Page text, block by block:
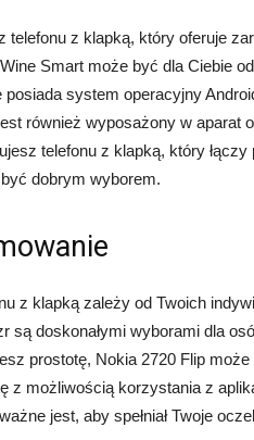
telefonu z klapką, który oferuje
Smart może być dla Ciebie
posiada system operacyjny
również wyposażony w aparat
telefonu z klapką, który
dobrym wyborem.
z klapką zależy od Twoich
są doskonałymi wyborami dla
prostotę, Nokia 2720 Flip
z możliwością korzystania z
jest, aby spełniał Twoje